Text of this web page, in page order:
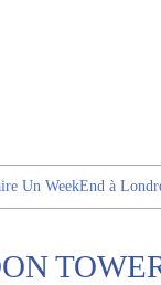
Un WeekEnd à